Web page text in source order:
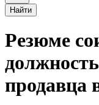
Найти
Резюме
продавца